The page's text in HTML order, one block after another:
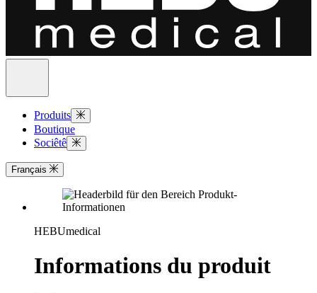
Produits
Boutique
Sociêtê
Français
HEBUmedical
Informations du produit